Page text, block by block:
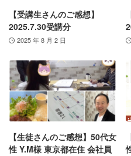
【受講生さんのご感想】
2025.7.30受講分
2025 年 8 月 2 日
【生徒さんのご感想】50代女
性 Y.M様 東京都在住 会社員